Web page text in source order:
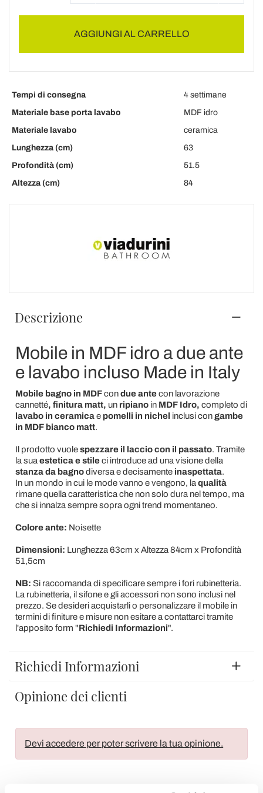
AGGIUNGI AL CARRELLO
Tempi di consegna
4 settimane
Materiale base porta lavabo
MDF idro
Materiale lavabo
ceramica
Lunghezza (cm)
63
Profondità (cm)
51.5
Altezza (cm)
84
Descrizione
Mobile in MDF idro a due ante
e lavabo incluso Made in Italy
Mobile bagno in MDFcondue antecon lavorazione
cannetté, finitura matt, unripiano inMDF Idro, completo di
lavabo in ceramicaepomelli in nichel inclusi congambe
in MDF bianco matt.
Il prodotto vuolespezzare il laccio con il passato. Tramite
la sua estetica e stileci introduce ad una visione della
stanza da bagnodiversa e decisamente inaspettata.
In un mondo in cui le mode vanno e vengono, la qualità
rimane quella caratteristica che non solo dura nel tempo, ma
che si innalza sempre sopra ogni trend momentaneo.
Colore ante: Noisette
Dimensioni: Lunghezza 63cm x Altezza 84cm x Profondità
51,5cm
NB: Si raccomanda di specificare sempre i fori rubinetteria.
La rubinetteria, il sifone e gli accessori non sono inclusi nel
prezzo. Se desideri acquistarli o personalizzare il mobile in
termini di finiture e misure non esitare a contattarci tramite
l'apposito form "Richiedi Informazioni".
Richiedi Informazioni
Opinione dei clienti
Devi accedere per poter scrivere la tua opinione.